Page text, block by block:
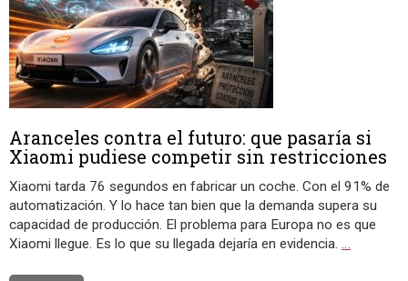
Aranceles contra el futuro: que pasaría si
Xiaomi pudiese competir sin restricciones
Xiaomi tarda 76 segundos en fabricar un coche. Con el 91% de
automatización. Y lo hace tan bien que la demanda supera su
capacidad de producción. El problema para Europa no es que
Xiaomi llegue. Es lo que su llegada dejaría en evidencia. …